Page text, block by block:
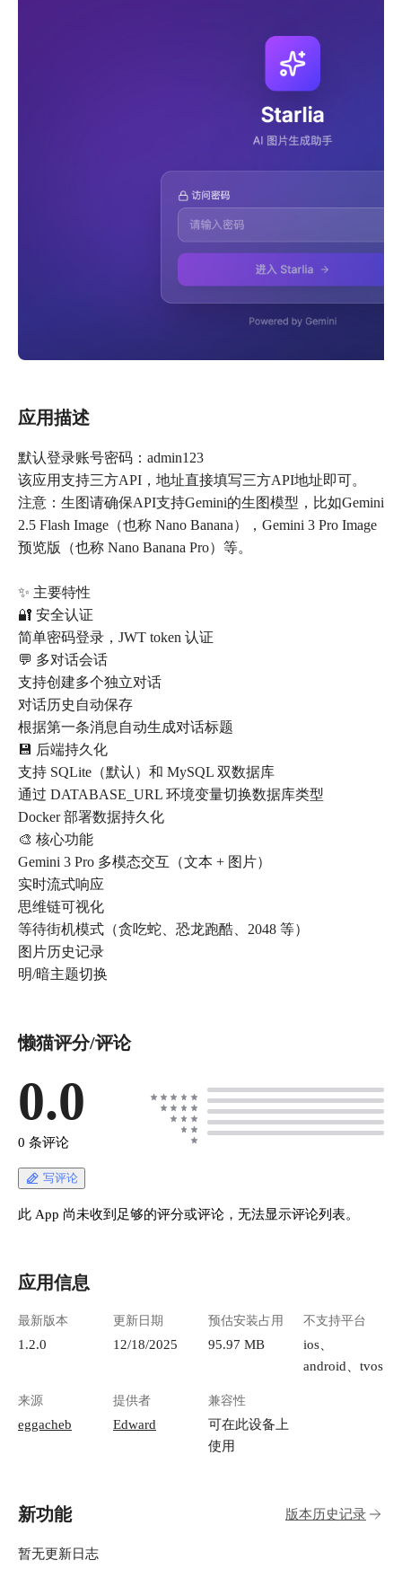
应用描述
默认登录账号密码：admin123
该应用支持三方API，地址直接填写三方API地址即可。
注意：生图请确保API支持Gemini的生图模型，比如Gemini
2.5 Flash Image（也称 Nano Banana），Gemini 3 Pro Image
预览版（也称 Nano Banana Pro）等。
✨ 主要特性
🔐 安全认证
简单密码登录，JWT token 认证
💬 多对话会话
支持创建多个独立对话
对话历史自动保存
根据第一条消息自动生成对话标题
💾 后端持久化
支持 SQLite（默认）和 MySQL 双数据库
通过 DATABASE_URL 环境变量切换数据库类型
Docker 部署数据持久化
🎨 核心功能
Gemini 3 Pro 多模态交互（文本 + 图片）
实时流式响应
思维链可视化
等待街机模式（贪吃蛇、恐龙跑酷、2048 等）
图片历史记录
明/暗主题切换
懒猫评分/评论
0.0
0 条评论
写评论
此 App 尚未收到足够的评分或评论，无法显示评论列表。
应用信息
最新版本
1.2.0
更新日期
12/18/2025
预估安装占用
95.97 MB
不支持平台
ios、
android、tvos
来源
eggacheb
提供者
Edward
兼容性
可在此设备上
使用
新功能 版本历史记录
暂无更新日志